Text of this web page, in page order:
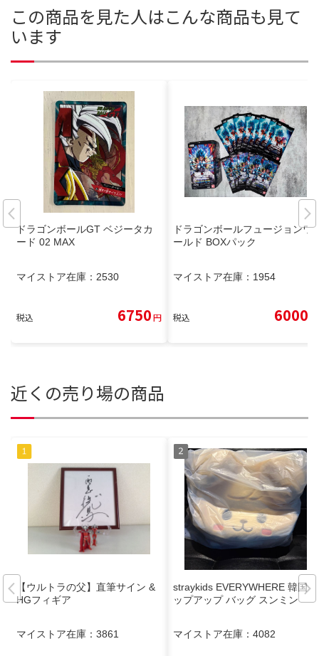
この商品を見た人はこんな商品も見て
います
ドラゴンボールGT ベジータカ
ード 02 MAX
マイストア在庫： 2530
税込 6750円
ドラゴンボールフュージョンワ
ールド BOXパック
マイストア在庫： 1954
税込 6000
近くの売り場の商品
【ウルトラの父】直筆サイン &
HGフィギア
マイストア在庫： 3861
straykids EVERYWHERE 韓国ポ
ップアップ バッグ スンミン
マイストア在庫： 4082